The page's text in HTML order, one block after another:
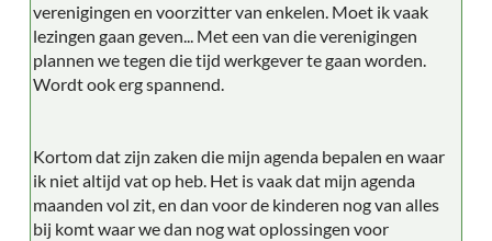
verenigingen en voorzitter van enkelen. Moet ik vaak
lezingen gaan geven... Met een van die verenigingen
plannen we tegen die tijd werkgever te gaan worden.
Wordt ook erg spannend.
Kortom dat zijn zaken die mijn agenda bepalen en waar
ik niet altijd vat op heb. Het is vaak dat mijn agenda
maanden vol zit, en dan voor de kinderen nog van alles
bij komt waar we dan nog wat oplossingen voor